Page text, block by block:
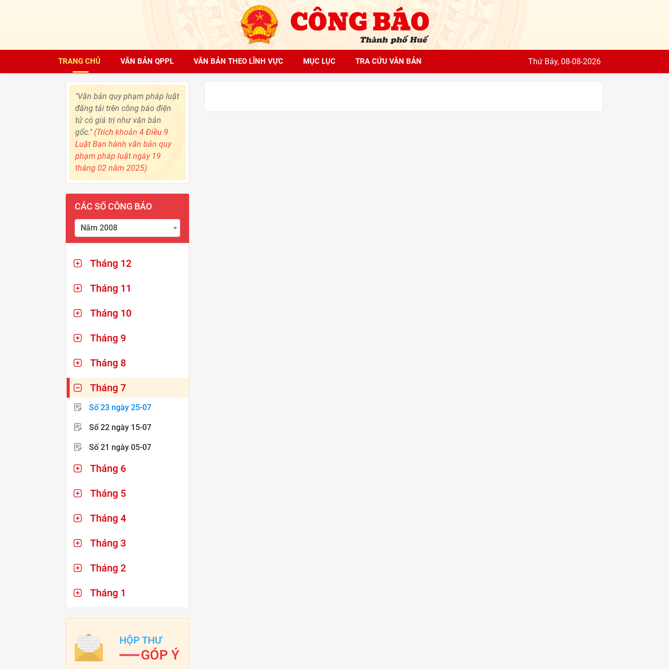
Thứ Bảy, 08-08-2026
TRANG CHỦ VĂN BẢN QPPL VĂN BẢN THEO LĨNH VỰC MỤC LỤC TRA CỨU VĂN BẢN
"Văn bản quy phạm pháp luật
đăng tải trên công báo điện
tử có giá trị như văn bản
gốc." (Trích khoản 4 Điều 9
Luật Ban hành văn bản quy
phạm pháp luật ngày 19
tháng 02 năm 2025)
CÁC SỐ CÔNG BÁO
Năm 2008
Tháng 12
Tháng 11
Tháng 10
Tháng 9
Tháng 8
Tháng 7
Số 23 ngày 25-07
Số 22 ngày 15-07
Số 21 ngày 05-07
Tháng 6
Tháng 5
Tháng 4
Tháng 3
Tháng 2
Tháng 1
HỘP THƯ
GÓP Ý